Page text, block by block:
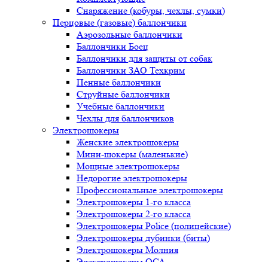
Снаряжение (кобуры, чехлы, сумки)
Перцовые (газовые) баллончики
Аэрозольные баллончики
Баллончики Боец
Баллончики для защиты от собак
Баллончики ЗАО Техкрим
Пенные баллончики
Струйные баллончики
Учебные баллончики
Чехлы для баллончиков
Электрошокеры
Женские электрошокеры
Мини-шокеры (маленькие)
Мощные электрошокеры
Недорогие электрошокеры
Профессиональные электрошокеры
Электрошокеры 1-го класса
Электрошокеры 2-го класса
Электрошокеры Police (полицейские)
Электрошокеры дубинки (биты)
Электрошокеры Молния